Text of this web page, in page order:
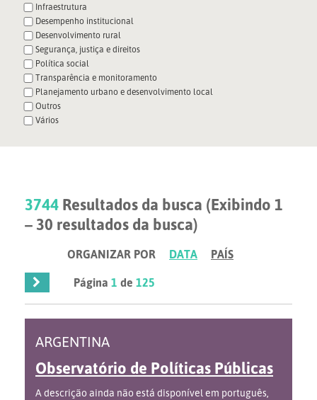
Infraestrutura
Desempenho institucional
Desenvolvimento rural
Segurança, justiça e direitos
Política social
Transparência e monitoramento
Planejamento urbano e desenvolvimento local
Outros
Vários
3744 Resultados da busca (Exibindo 1
– 30 resultados da busca)
ORGANIZAR POR DATA
PAÍS
Página1 de125
ARGENTINA
Observatório de Políticas Públicas
A descrição ainda não está disponível em português,